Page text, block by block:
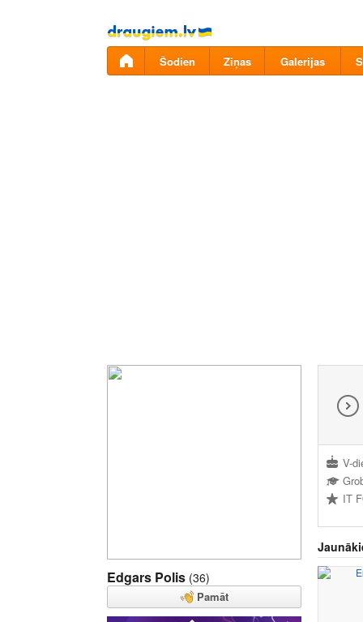
Pāriet
uz
saturu
Šodien Ziņas Galerijas
Edgars Polis (36)
Pamāt
V-
IT